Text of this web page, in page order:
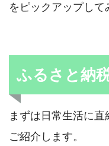
をピックアップして
ふるさと納
まずは日常生活に
ご紹介します。